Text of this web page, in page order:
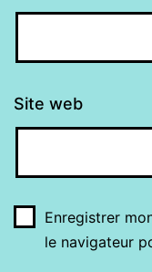
Site web
Enregistrer
le navigateur